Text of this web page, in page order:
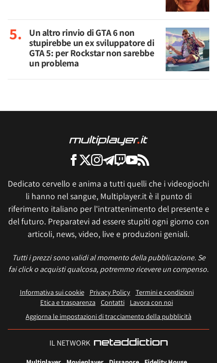
Un altro rinvio di GTA 6 non
stupirebbe un ex sviluppatore di
GTA 5: per Rockstar non sarebbe
un problema
Dedicato cervello e anima a tutti quelli che i videogiochi
li hanno nel sangue, Multiplayer.it è il punto di
riferimento italiano per l'intrattenimento del presente e
del futuro. Preparatevi ad essere stupiti ogni giorno con
articoli, news, video, live e produzioni geniali.
Tutti i prezzi sono validi al momento della pubblicazione. Se
fai click o acquisti qualcosa, potremmo ricevere un compenso.
Informativa sui cookie Privacy Policy
Termini e condizioni
Etica e trasparenza Contatti
Lavora con noi
Aggiorna le impostazioni di tracciamento della pubblicità
IL NETWORK